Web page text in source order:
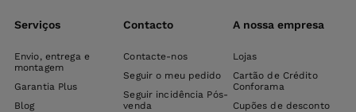
Serviços
Envio, entrega e
montagem
Garantia Plus
Blog
Contacto
Contacte-nos
Seguir o meu pedido
Seguir incidência Pós-
venda
A nossa empresa
Lojas
Cartão de Crédito
Conforama
Cupões de desconto